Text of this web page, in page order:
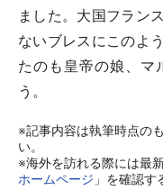
ました。大国フラン
ないブレスにこのよ
たのも皇帝の娘、マ
う。
※記事内容は執筆時点の
い。
※海外を訪れる際には最
ホームページ 」を確認す